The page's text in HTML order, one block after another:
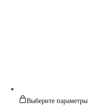
Выберите параметры